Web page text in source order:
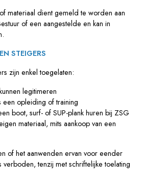
materiaal dient gemeld te worden aan
of een aangestelde en kan in
STEIGERS
zijn enkel toegelaten:
legitimeren
een opleiding of training
boot, surf- of SUP-plank huren bij ZSG
materiaal, mits aankoop van een
of het aanwenden ervan voor eender
tenzij met schriftelijke toelating